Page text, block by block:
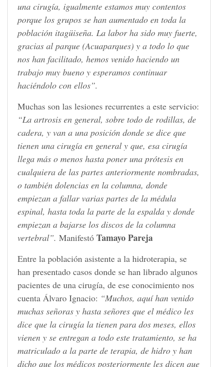
una cirugía, igualmente estamos muy contentos
porque los grupos se han aumentado en toda la
población itagüiseña. La labor ha sido muy fuerte,
gracias al parque (Acuaparques) y a todo lo que
nos han facilitado, hemos venido haciendo un
trabajo muy bueno y esperamos continuar
haciéndolo con ellos”.
Muchas son las lesiones recurrentes a este servicio:
“La artrosis en general, sobre todo de rodillas, de
cadera, y van a una posición donde se dice que
tienen una cirugía en general y que, esa cirugía
llega más o menos hasta poner una prótesis en
cualquiera de las partes anteriormente nombradas,
o también dolencias en la columna, donde
empiezan a fallar varias partes de la médula
espinal, hasta toda la parte de la espalda y donde
empiezan a bajarse los discos de la columna
vertebral”. Manifestó Tamayo Pareja
Entre la población asistente a la hidroterapia, se
han presentado casos donde se han librado algunos
pacientes de una cirugía, de ese conocimiento nos
cuenta Álvaro Ignacio: “Muchos, aquí han venido
muchas señoras y hasta señores que el médico les
dice que la cirugía la tienen para dos meses, ellos
vienen y se entregan a todo este tratamiento, se ha
matriculado a la parte de terapia, de hidro y han
dicho que los médicos posteriormente les dicen que